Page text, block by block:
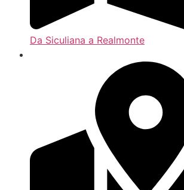
Da Siculiana a Realmonte